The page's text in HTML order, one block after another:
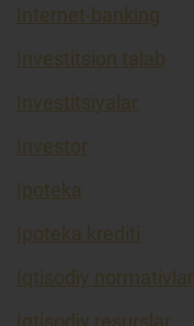
Internet-banking
Investitsion talab
Investitsiyalar
Investor
Ipoteka
Ipoteka krediti
Iqtisodiy normativlar
Iqtisodiy resurslar